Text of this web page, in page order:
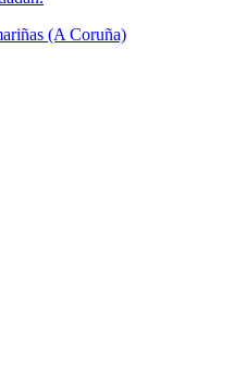
(A Coruña)